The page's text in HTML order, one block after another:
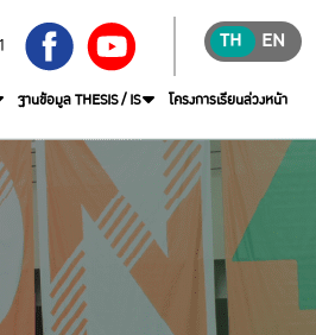
EN
TH
ฐานข้อมูล THESIS / IS โครงการเรียนล่วงหน้า